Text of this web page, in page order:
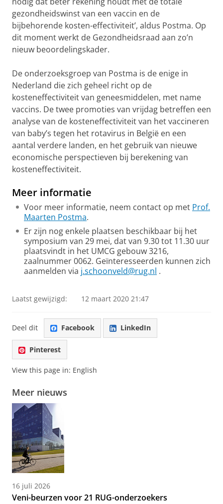
gezondheidswinst van een vaccin en de
bijbehorende kosten-effectiviteit’, aldus Postma. Op
dit moment werkt de Gezondheidsraad aan zo’n
nieuw beoordelingskader.
De onderzoeksgroep van Postma is de enige in
Nederland die zich geheel richt op de
kosteneffectiviteit van geneesmiddelen, met name
vaccins. De twee promoties van vrijdag betreffen een
analyse van de kosteneffectiviteit van het vaccineren
van baby’s tegen het rotavirus in België en een
aantal verdere landen, en het gebruik van nieuwe
economische perspectieven bij berekening van
kosteneffectiviteit.
Meer informatie
Voor meer informatie, neem contact op met Prof.
Maarten Postma.
Er zijn nog enkele plaatsen beschikbaar bij het
symposium van 29 mei, dat van 9.30 tot 11.30 uur
plaatsvindt in het UMCG gebouw 3216,
zaalnummer 0062. Geïnteresseerden kunnen zich
aanmelden via j.schoonveld@rug.nl .
Laatst gewijzigd: 12 maart 2020 21:47
Deel dit Facebook LinkedIn
Pinterest
View this page in: English
Meer nieuws
16 juli 2026
Veni-beurzen voor 21 RUG-onderzoekers